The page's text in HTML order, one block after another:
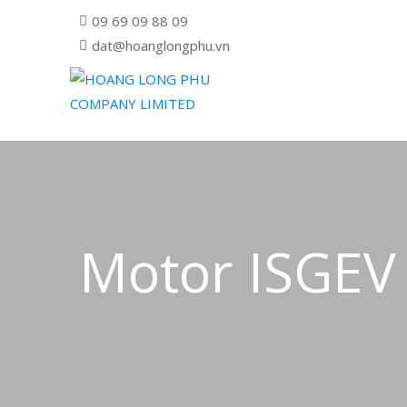
09 69 09 88 09
dat@hoanglongphu.vn
Motor ISGEV